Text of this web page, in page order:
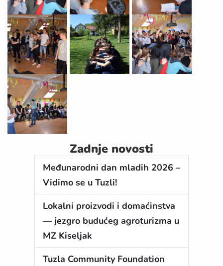
Zadnje novosti
Međunarodni dan mladih 2026 –
Vidimo se u Tuzli!
Lokalni proizvodi i domaćinstva
— jezgro budućeg agroturizma u
MZ Kiseljak
Tuzla Community Foundation